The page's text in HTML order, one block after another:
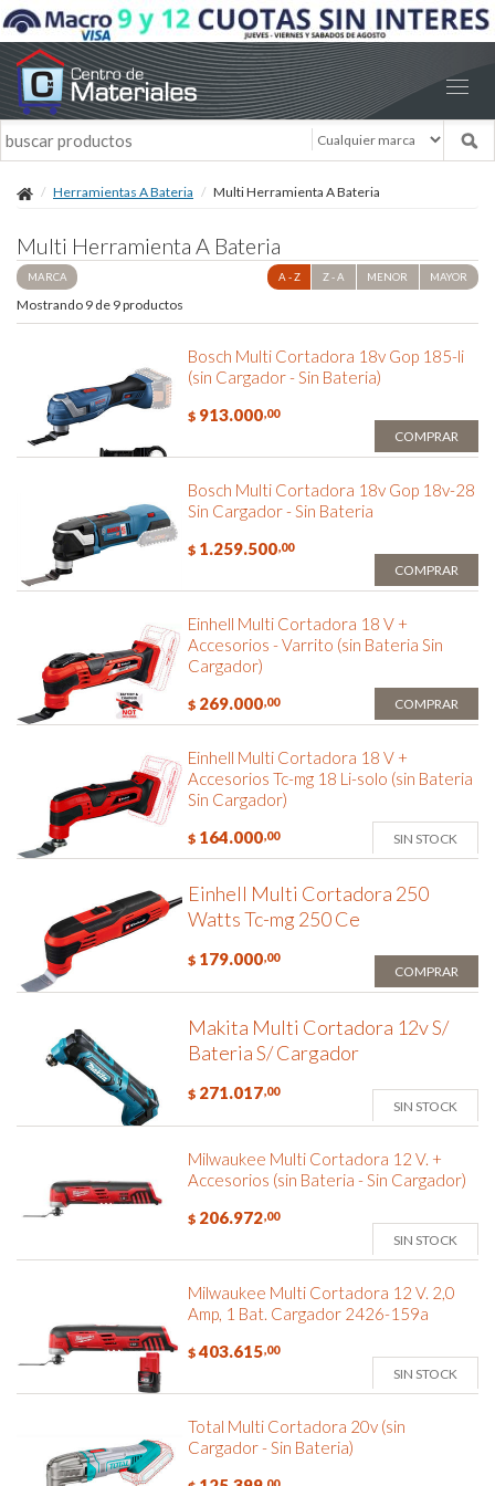
Herramientas A Bateria Multi Herramienta A Bateria
Multi Herramienta A Bateria
MARCA A - Z Z - A MENOR MAYOR
Mostrando 9 de 9 productos
Bosch Multi Cortadora 18v Gop 185-li
(sin Cargador - Sin Bateria)
$ 913.000,00
COMPRAR
Bosch Multi Cortadora 18v Gop 18v-28
Sin Cargador - Sin Bateria
$ 1.259.500,00
COMPRAR
Einhell Multi Cortadora 18 V +
Accesorios - Varrito (sin Bateria Sin
Cargador)
$ 269.000,00 COMPRAR
Einhell Multi Cortadora 18 V +
Accesorios Tc-mg 18 Li-solo (sin Bateria
Sin Cargador)
$ 164.000,00 SIN STOCK
Einhell Multi Cortadora 250
Watts Tc-mg 250 Ce
$ 179.000,00
COMPRAR
Makita Multi Cortadora 12v S/
Bateria S/ Cargador
$ 271.017,00
SIN STOCK
Milwaukee Multi Cortadora 12 V. +
Accesorios (sin Bateria - Sin Cargador)
$ 206.972,00
SIN STOCK
Milwaukee Multi Cortadora 12 V. 2,0
Amp, 1 Bat. Cargador 2426-159a
$ 403.615,00
SIN STOCK
Total Multi Cortadora 20v (sin
Cargador - Sin Bateria)